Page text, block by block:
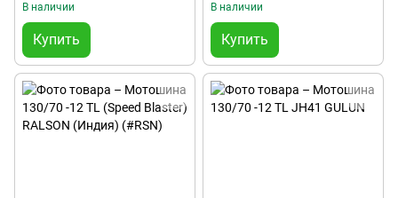
В наличии
Купить
В наличии
Купить